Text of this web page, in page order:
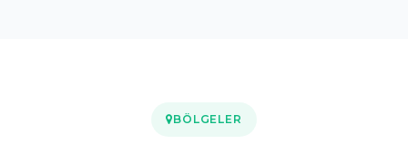
BÖLGELER